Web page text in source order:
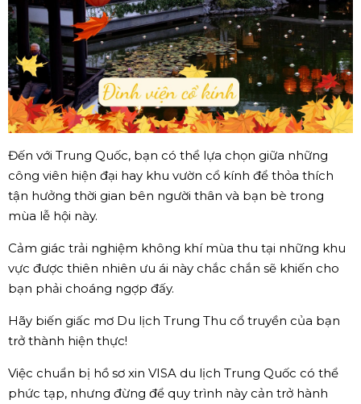
Đến với Trung Quốc, bạn có thể lựa chọn giữa những
công viên hiện đại hay khu vườn cổ kính để thỏa thích
tận hưởng thời gian bên người thân và bạn bè trong
mùa lễ hội này.
Cảm giác trải nghiệm không khí mùa thu tại những khu
vực được thiên nhiên ưu ái này chắc chắn sẽ khiến cho
bạn phải choáng ngợp đấy.
Hãy biến giấc mơ Du lịch Trung Thu cổ truyền của bạn
trở thành hiện thực!
Việc chuẩn bị hồ sơ xin VISA du lịch Trung Quốc có thể
phức tạp, nhưng đừng để quy trình này cản trở hành